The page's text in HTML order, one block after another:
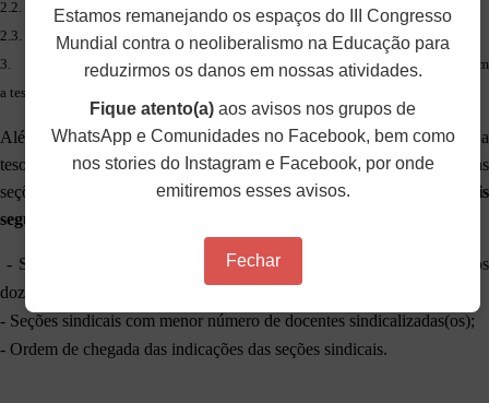
2.2. As seções sindicais com menor número de docentes sindicalizado(a)s;
2.3. A ordem de chegada das indicações das seções sindicais;
3. A definição da seção sindical terá como critério eliminatório adimplência com
a tesouraria nacional.
Além da obrigatoriedade da seção sindical estar adimplente com a
tesouraria do ANDES-SN, caso ocorra inscrição de mais de duas
seções sindicais para a reunião, adefinição das seções sindicais
seguirá a seguinte ordem de prioridade:
- Seções sindicais com menor número de participações nos últimos
doze meses;
- Seções sindicais com menor número de docentes sindicalizadas(os);
- Ordem de chegada das indicações das seções sindicais.
Estamos remanejando os espaços do III Congresso
Mundial contra o neoliberalismo na Educação para
reduzirmos os danos em nossas atividades.
Fique atento(a) aos avisos nos grupos de
WhatsApp e Comunidades no Facebook, bem como
nos stories do Instagram e Facebook, por onde
emitiremos esses avisos.
Fechar